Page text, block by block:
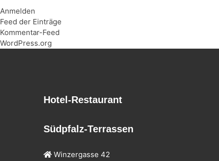
Anmelden
Feed der Einträge
Kommentar-Feed
WordPress.org
Hotel-Restaurant
Südpfalz-Terrassen
Winzergasse 42